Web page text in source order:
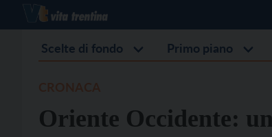
Scelte di fondo Primo piano
Oriente Occidente: